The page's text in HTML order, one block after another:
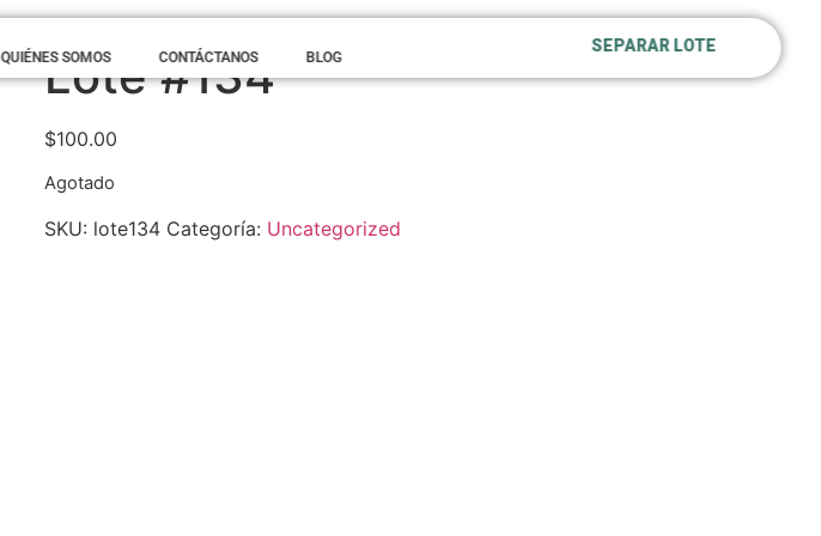
QUIÉNES SOMOS CONTÁCTANOS BLOG
SEPARAR LOTE
Lote #134
$100.00
Agotado
SKU: lote134 Categoría: Uncategorized